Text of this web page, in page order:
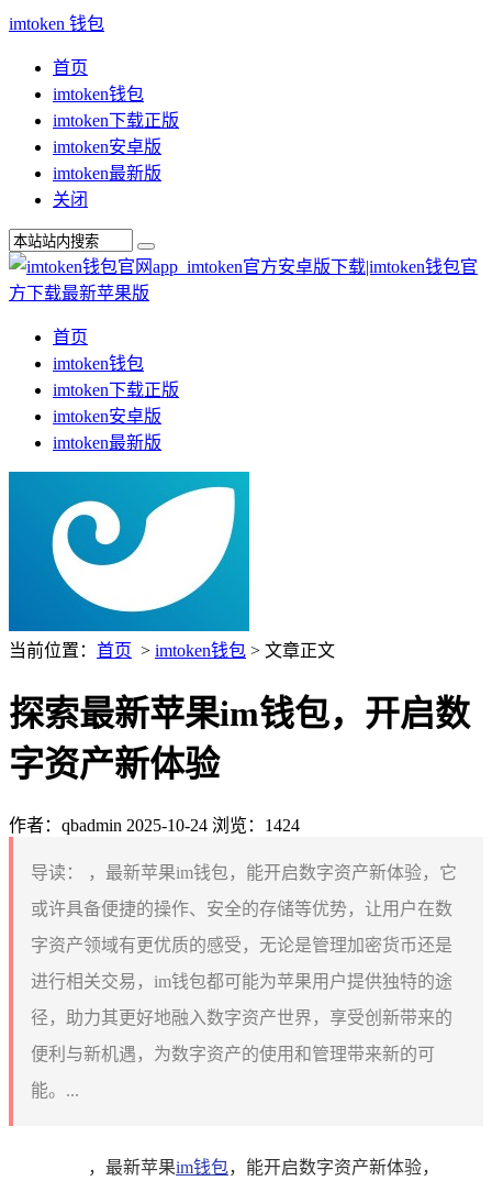
imtoken 钱包
首页
imtoken钱包
imtoken下载正版
imtoken安卓版
imtoken最新版
关闭
首页
imtoken钱包
imtoken下载正版
imtoken安卓版
imtoken最新版
当前位置： 首页 > imtoken钱包 > 文章正文
探索最新苹果im钱包，开启数
字资产新体验
作者：qbadmin 2025-10-24 浏览：1424
导读：
，最新苹果im钱包，能开启数字资产新体验，它
或许具备便捷的操作、安全的存储等优势，让用户在数
字资产领域有更优质的感受，无论是管理加密货币还是
进行相关交易，im钱包都可能为苹果用户提供独特的途
径，助力其更好地融入数字资产世界，享受创新带来的
便利与新机遇，为数字资产的使用和管理带来新的可
能。...
，最新苹果im钱包，能开启数字资产新体验，